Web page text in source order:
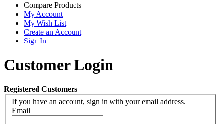
Compare Products
My Account
My Wish List
Create an Account
Sign In
Customer Login
Registered Customers
If you have an account, sign in with your email address.
Email